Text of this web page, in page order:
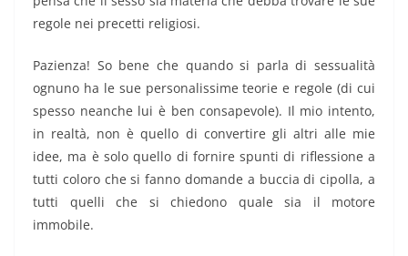
regole nei precetti religiosi.
Pazienza! So bene che quando si parla di sessualità
ognuno ha le sue personalissime teorie e regole (di cui
spesso neanche lui è ben consapevole). Il mio intento,
in realtà, non è quello di convertire gli altri alle mie
idee, ma è solo quello di fornire spunti di riflessione a
tutti coloro che si fanno domande a buccia di cipolla, a
tutti quelli che si chiedono quale sia il motore
immobile.